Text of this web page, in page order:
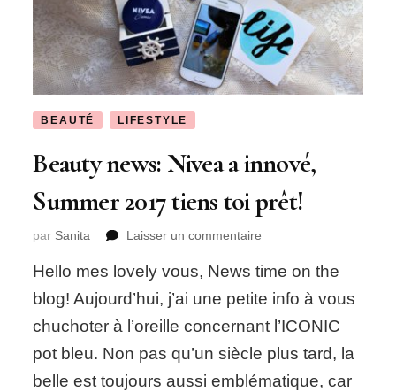
BEAUTÉ LIFESTYLE
Beauty news: Nivea a innové,
Summer 2017 tiens toi prêt!
par Sanita Laisser un commentaire
news:
Nivea
a
innové,
Summer
2017
tiens
Hello mes lovely vous, News time on the
blog! Aujourd’hui, j’ai une petite info à vous
chuchoter à l’oreille concernant l’ICONIC
pot bleu. Non pas qu’un siècle plus tard, la
belle est toujours aussi emblématique, car